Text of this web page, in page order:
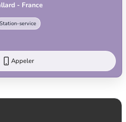
- France
Station-service
Appeler